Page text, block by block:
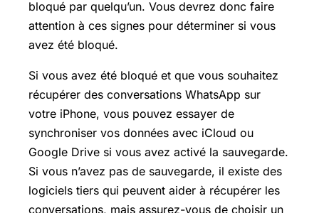
bloqué par quelqu’un. Vous devrez donc faire
attention à ces signes pour déterminer si vous
avez été bloqué.
Si vous avez été bloqué et que vous souhaitez
récupérer des conversations WhatsApp sur
votre iPhone, vous pouvez essayer de
synchroniser vos données avec iCloud ou
Google Drive si vous avez activé la sauvegarde.
Si vous n’avez pas de sauvegarde, il existe des
logiciels tiers qui peuvent aider à récupérer les
conversations, mais assurez-vous de choisir un